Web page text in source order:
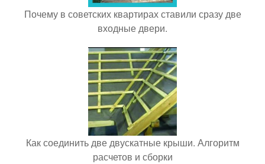
Почему в советских квартирах ставили сразу две
входные двери.
Как соединить две двускатные крыши. Алгоритм
расчетов и сборки